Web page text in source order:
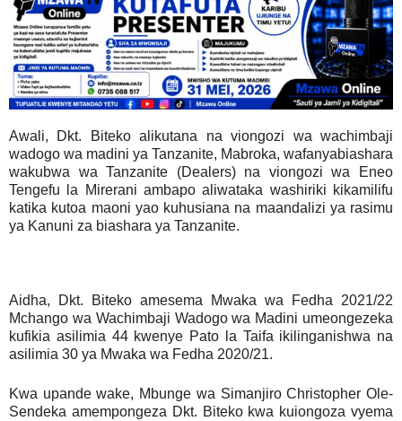
Awali, Dkt. Biteko alikutana na viongozi wa wachimbaji
wadogo wa madini ya Tanzanite, Mabroka, wafanyabiashara
wakubwa wa Tanzanite (Dealers) na viongozi wa Eneo
Tengefu la Mirerani ambapo aliwataka washiriki kikamilifu
katika kutoa maoni yao kuhusiana na maandalizi ya rasimu
ya Kanuni za biashara ya Tanzanite.
Aidha, Dkt. Biteko amesema Mwaka wa Fedha 2021/22
Mchango wa Wachimbaji Wadogo wa Madini umeongezeka
kufikia asilimia 44 kwenye Pato la Taifa ikilinganishwa na
asilimia 30 ya Mwaka wa Fedha 2020/21.
Kwa upande wake, Mbunge wa Simanjiro Christopher Ole-
Sendeka amempongeza Dkt. Biteko kwa kuiongoza vyema